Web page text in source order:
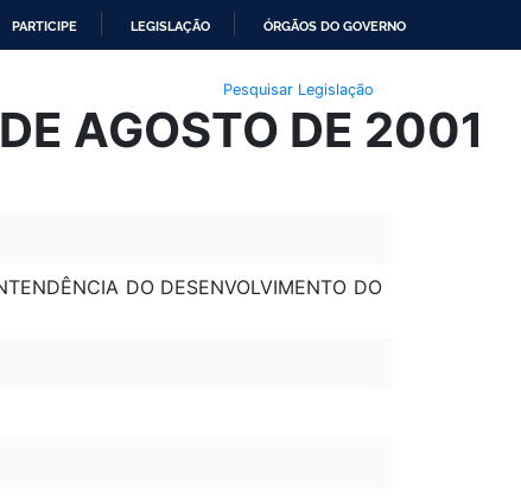
PARTICIPE LEGISLAÇÃO ÓRGÃOS DO GOVERNO
Pesquisar Legislação
AGOSTO DE 2001
DO DESENVOLVIMENTO DO